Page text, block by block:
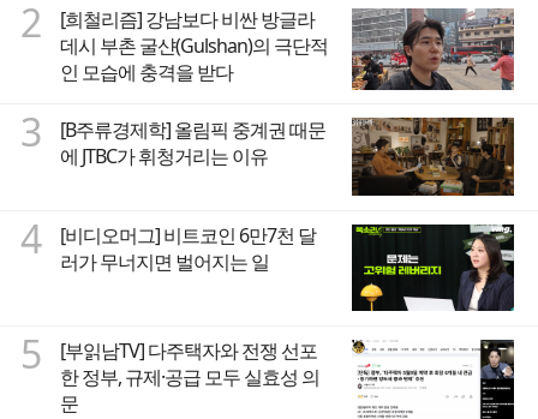
2
[희철리즘] 강남보다 비싼 방글라
데시 부촌 굴샨(Gulshan)의 극단적
인 모습에 충격을 받다
3
[B주류경제학] 올림픽 중계권 때문
에 JTBC가 휘청거리는 이유
4
[비디오머그] 비트코인 6만7천 달
러가 무너지면 벌어지는 일
5
[부읽남TV] 다주택자와 전쟁 선포
한 정부, 규제·공급 모두 실효성 의
문